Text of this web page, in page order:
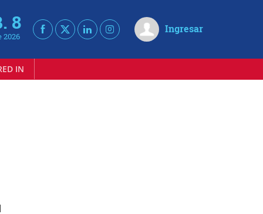
8
2026
Ingresar
IN